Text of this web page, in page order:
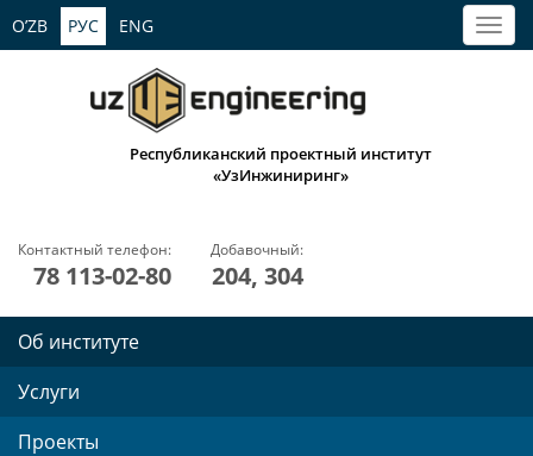
O’ZB РУС ENG
Республиканский проектный институт
«УзИнжиниринг»
Контактный телефон:
78 113-02-80
Добавочный:
204, 304
Об институте
Услуги
Проекты